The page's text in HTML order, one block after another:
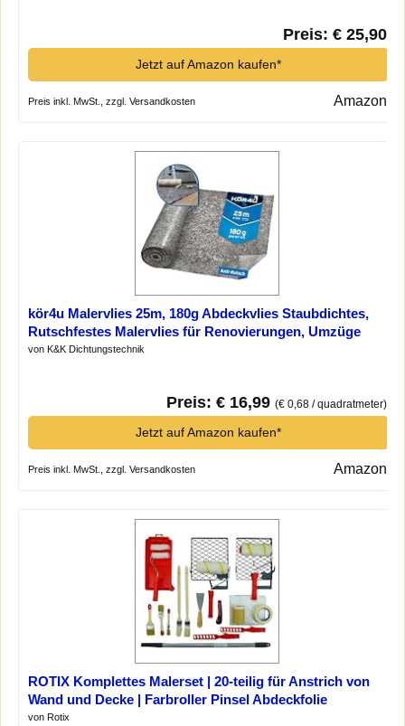
Preis: € 25,90
Jetzt auf Amazon kaufen*
Preis inkl. MwSt., zzgl. Versandkosten Amazon
kör4u Malervlies 25m, 180g Abdeckvlies Staubdichtes,
Rutschfestes Malervlies für Renovierungen, Umzüge
und Heimwerkerprojekte*
von K&K Dichtungstechnik
Preis: € 16,99 (€ 0,68 / quadratmeter)
Jetzt auf Amazon kaufen*
Preis inkl. MwSt., zzgl. Versandkosten Amazon
ROTIX Komplettes Malerset | 20-teilig für Anstrich von
Wand und Decke | Farbroller Pinsel Abdeckfolie
Klebeband Teleskopstange und praktische Helfer*
von Rotix